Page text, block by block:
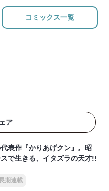
コミックス一覧
ア
表作『かりあげクン』。昭
で生きる、イタズラの天才!!
期連載